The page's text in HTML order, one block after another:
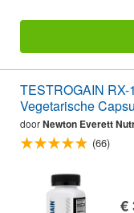
TESTROGAIN RX-
Vegetarische
doorNewton Everett
(66)
€